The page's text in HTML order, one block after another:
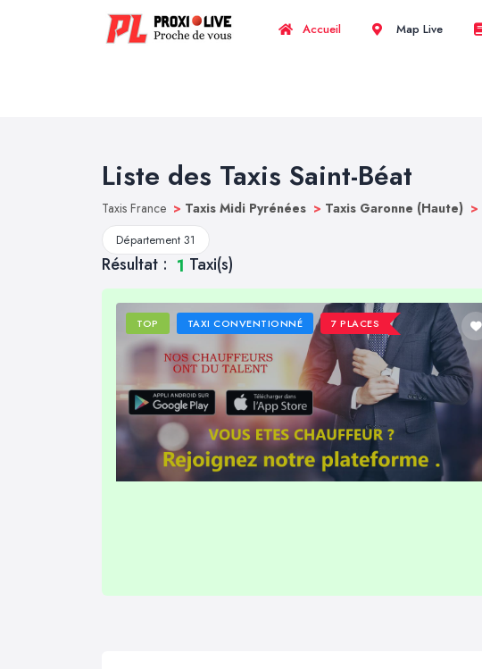
Accueil Map Live
Liste des Taxis Saint-Béat
Taxis France > Taxis Midi Pyrénées > Taxis Garonne (Haute) >
Département 31
Résultat : 1 Taxi(s)
TOP TAXI CONVENTIONNÉ 7 PLACES